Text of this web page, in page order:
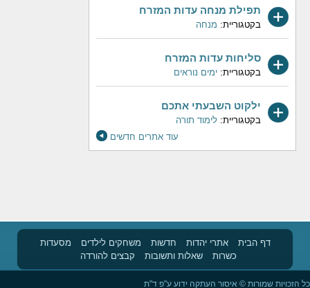
תפילת מנחה עדות המזרח
בקטגוריית: מנחה
סליחות עדות המזרח
בקטגוריית: ימים נוראים
ילקוט השבעתי אתכם
בקטגוריית: לימוד תורה
עוד אתרים חדשים
דף הבית אתרי יהדות חדשות משחקים לילדים
מסעדות
כשרות
שאלות ותשובות קבצים להורדה
כל הזכויות שמורות © איסור העתקה ידוע ע"פ ד"ת